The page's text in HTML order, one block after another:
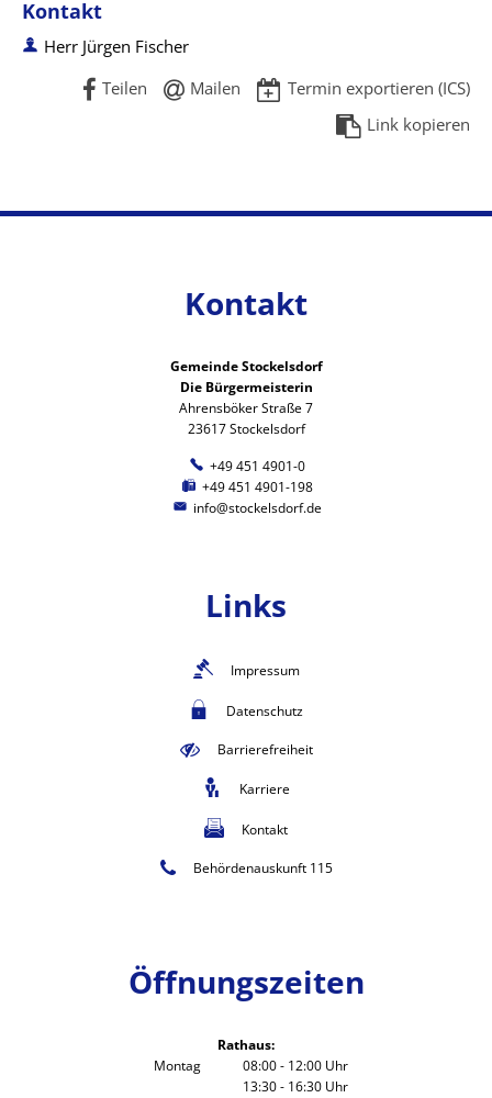
Kontakt
Herr Jürgen Fischer
Teilen
Mailen
Termin exportieren (ICS)
Link kopieren
Kontakt
Gemeinde Stockelsdorf
Die Bürgermeisterin
Ahrensböker Straße 7
23617 Stockelsdorf
+49 451 4901-0
+49 451 4901-198
info@stockelsdorf.de
Links
Impressum
Datenschutz
Barrierefreiheit
Karriere
Kontakt
Behördenauskunft 115
Öffnungszeiten
Rathaus:
Montag
08:00- 12:00 Uhr
Von 08:00 bis 12:00 Uhr
13:30- 16:30 Uhr